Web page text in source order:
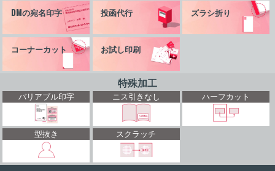
DMの宛名印字 投函代行 ズラシ折り
コーナーカット お試し印刷
特殊加工
バリアブル印字 ニス引きなし ハーフカット
型抜き スクラッチ